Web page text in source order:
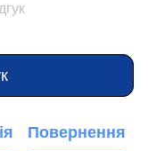
Повернення